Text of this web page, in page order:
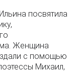
посвятила
Женщина
с помощью
Михаил,